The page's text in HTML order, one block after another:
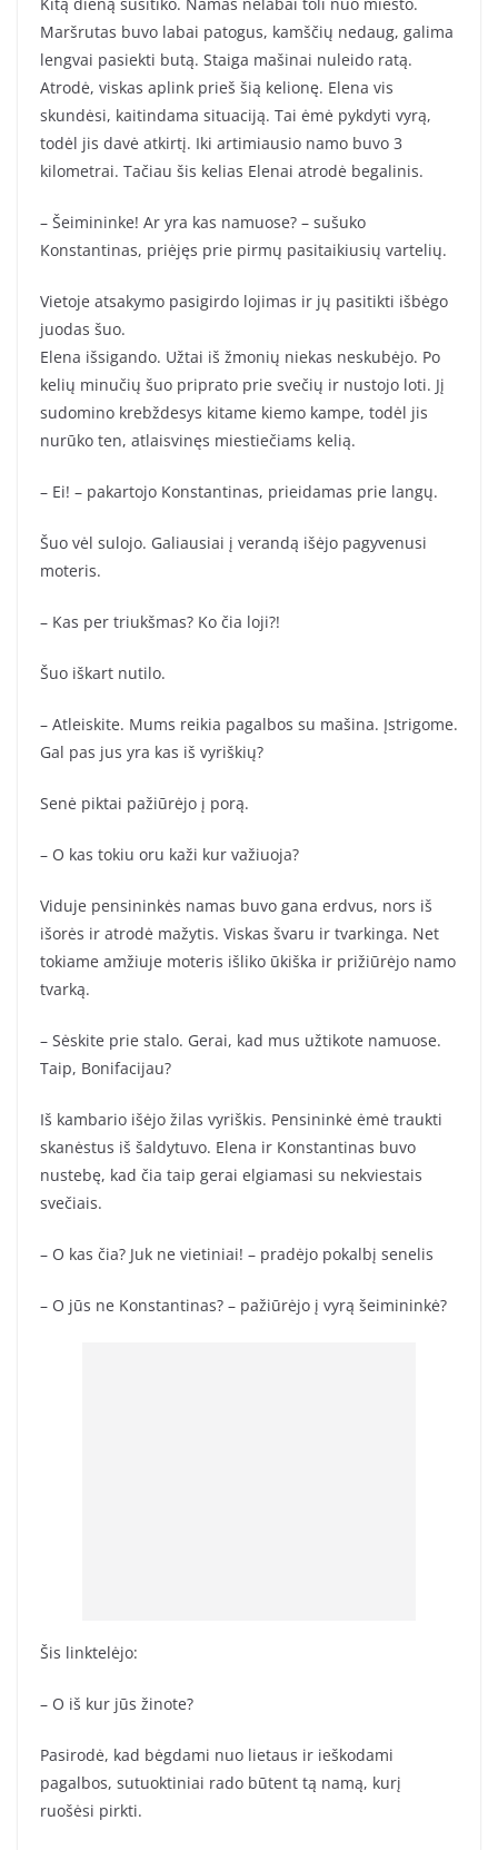
Kitą dieną susitiko. Namas nelabai toli nuo miesto.
Maršrutas buvo labai patogus, kamščių nedaug, galima
lengvai pasiekti butą. Staiga mašinai nuleido ratą.
Atrodė, viskas aplink prieš šią kelionę. Elena vis
skundėsi, kaitindama situaciją. Tai ėmė pykdyti vyrą,
todėl jis davė atkirtį. Iki artimiausio namo buvo 3
kilometrai. Tačiau šis kelias Elenai atrodė begalinis.
– Šeimininke! Ar yra kas namuose? – sušuko
Konstantinas, priėjęs prie pirmų pasitaikiusių vartelių.
Vietoje atsakymo pasigirdo lojimas ir jų pasitikti išbėgo
juodas šuo.
Elena išsigando. Užtai iš žmonių niekas neskubėjo. Po
kelių minučių šuo priprato prie svečių ir nustojo loti. Jį
sudomino krebždesys kitame kiemo kampe, todėl jis
nurūko ten, atlaisvinęs miestiečiams kelią.
– Ei! – pakartojo Konstantinas, prieidamas prie langų.
Šuo vėl sulojo. Galiausiai į verandą išėjo pagyvenusi
moteris.
– Kas per triukšmas? Ko čia loji?!
Šuo iškart nutilo.
– Atleiskite. Mums reikia pagalbos su mašina. Įstrigome.
Gal pas jus yra kas iš vyriškių?
Senė piktai pažiūrėjo į porą.
– O kas tokiu oru kaži kur važiuoja?
Viduje pensininkės namas buvo gana erdvus, nors iš
išorės ir atrodė mažytis. Viskas švaru ir tvarkinga. Net
tokiame amžiuje moteris išliko ūkiška ir prižiūrėjo namo
tvarką.
– Sėskite prie stalo. Gerai, kad mus užtikote namuose.
Taip, Bonifacijau?
Iš kambario išėjo žilas vyriškis. Pensininkė ėmė traukti
skanėstus iš šaldytuvo. Elena ir Konstantinas buvo
nustebę, kad čia taip gerai elgiamasi su nekviestais
svečiais.
– O kas čia? Juk ne vietiniai! – pradėjo pokalbį senelis
– O jūs ne Konstantinas? – pažiūrėjo į vyrą šeimininkė?
Šis linktelėjo:
– O iš kur jūs žinote?
Pasirodė, kad bėgdami nuo lietaus ir ieškodami
pagalbos, sutuoktiniai rado būtent tą namą, kurį
ruošėsi pirkti.